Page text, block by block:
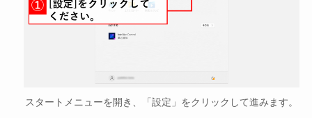
スタートメニューを開き、「設定」をクリックして進みます。